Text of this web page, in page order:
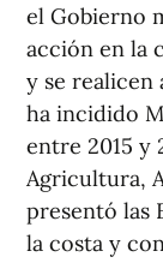
el Gobierno
acción en la
y se realicen
ha incidido
entre 2015 y
Agricultura,
presentó las
la costa y